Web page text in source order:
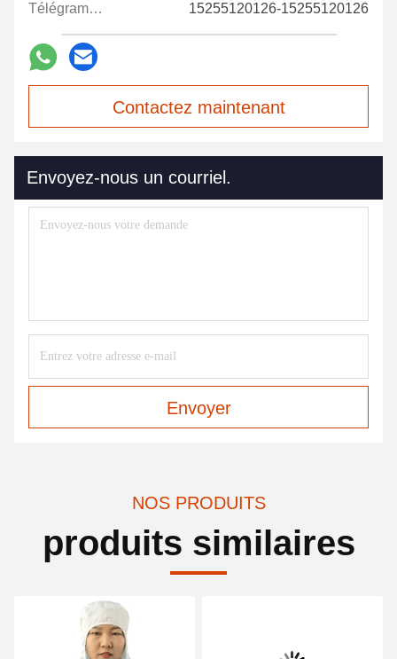
Télégramme: 15255120126-15255120126
Contactez maintenant
Envoyez-nous un courriel.
Envoyer
NOS PRODUITS
produits similaires